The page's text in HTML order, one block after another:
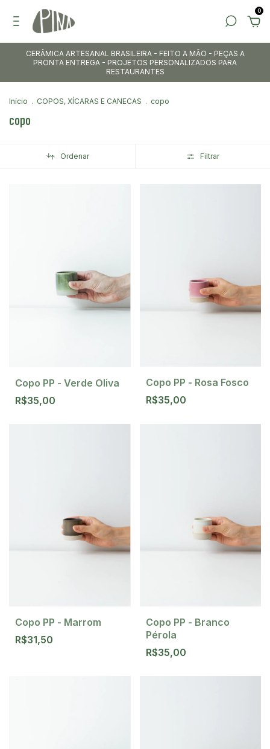
0
CERÂMICA ARTESANAL BRASILEIRA - FEITO A MÃO - PEÇAS A
PRONTA ENTREGA - PROJETOS PERSONALIZADOS PARA
RESTAURANTES
Início . COPOS, XÍCARAS E CANECAS . copo
copo
Ordenar Filtrar
Copo PP - Verde Oliva
R$35,00
Copo PP - Rosa Fosco
R$35,00
Copo PP - Marrom
R$31,50
Copo PP - Branco
Pérola
R$35,00